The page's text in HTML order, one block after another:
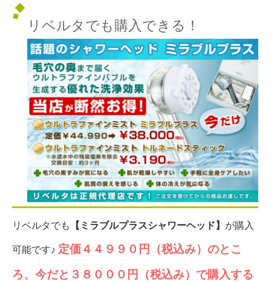
リベルタでも購入できる！
リベルタでも 【ミラブルプラスシャワーヘッド】 が購入
可能です♪ 定価４４９９０円（税込み）のとこ
ろ、今だと３８０００円（税込み）で購入する